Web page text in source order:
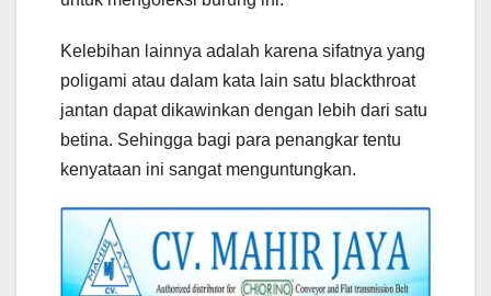
Kelebihan lainnya adalah karena sifatnya yang
poligami atau dalam kata lain satu blackthroat
jantan dapat dikawinkan dengan lebih dari satu
betina. Sehingga bagi para penangkar tentu
kenyataan ini sangat menguntungkan.